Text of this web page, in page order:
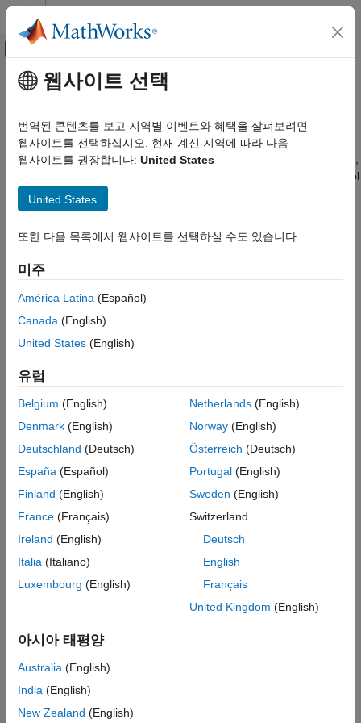
콘텐츠로 바로 가기
오프캔버스 탐색 메뉴 토글
문서 홈
Motor Control Blockset
카테고리
Motor Control Blockset 시작하기
응용 사례
모터 유형
모터 제어를 위한 위치 감지
모터 파라미터 추정 및 플랜트 모델링
하드웨어 문제 해결
주요 콘텐츠
응용 사례
모터 제어 응용 사례를 위한 장치 및 시스템 예제
여러 유형의 모터를 사용하여 모터 제어 응용 사례를 모델링, 제어,
시뮬레이션하고 코드 생성 및 배포 전략을 소개하는 Motor Control
Blockset™ 예제를 살펴봅니다.
참조 예제를 분류합니다.
영구 자석 동기 모터(PMSM)
유도 모터
동기 릴럭턴스 모터(SynRM)
코드 생성 및 배포에서는 하드웨어별 및 제네릭(ANSI C) 코드
분류합니다.
하드웨어별 코드 생성에는 다양한 마이크로컨트롤러, FPGA
예제가 포함됩니다.
제네릭(ANSI C) 코드 생성에는 사용자 지정 하드웨어의 코드
드라이버로 사전 구성되지 않은 예제도 포함됩니다.
카테고리
모터 유형에 따라 분류된 모터 제어 응용 사례
코드 생성 및 배포
웹사이트 선택
번역된 콘텐츠를 보고 지역별 이벤트와 혜택을 살펴보려면
웹사이트를 선택하십시오. 현재 계신 지역에 따라 다음
웹사이트를 권장합니다: United States
United States
또한 다음 목록에서 웹사이트를 선택하실 수도 있습니다.
미주
América Latina (Español)
Canada (English)
United States (English)
유럽
Belgium (English)
Denmark (English)
Deutschland (Deutsch)
España (Español)
Finland (English)
France (Français)
Ireland (English)
Italia (Italiano)
Luxembourg (English)
Netherlands(English)
Norway(English)
Österreich (Deutsch)
Portugal(English)
Sweden (English)
Switzerland
Deutsch
English
Français
United Kingdom (English)
아시아 태평양
Australia (English)
India (English)
New Zealand (English)